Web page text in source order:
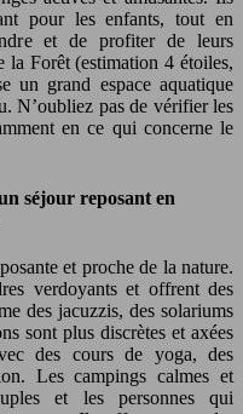
pour les enfants, tout en
et de profiter de leurs
la Forêt (estimation 4 étoiles,
un grand espace aquatique
N’oubliez pas de vérifier les
en ce qui concerne le
séjour reposant en
et proche de la nature.
verdoyants et offrent des
des jacuzzis, des solariums
sont plus discrètes et axées
des cours de yoga, des
Les campings calmes et
et les personnes qui